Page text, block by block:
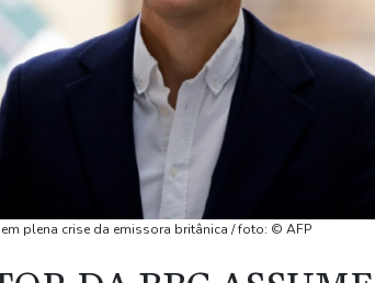
plena crise da emissora britânica / foto: © AFP